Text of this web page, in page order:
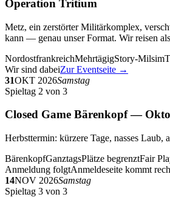
Operation Tritium
Metz, ein zerstörter Militärkomplex,
kann — genau unser Format. Wir reisen
NordostfrankreichMehrtägigStory-Milsim
Wir sind dabeiZur Eventseite →
31OKT 2026Samstag
Spieltag 2 von 3
Closed Game Bärenkopf —
Herbsttermin: kürzere Tage, nasses
BärenkopfGanztagsPlätze begrenztFair
Anmeldung folgtAnmeldeseite kommt
14NOV 2026Samstag
Spieltag 3 von 3